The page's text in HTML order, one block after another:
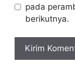
pada
berikutnya.